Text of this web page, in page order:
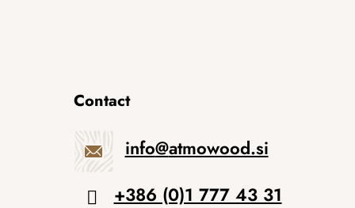
Contact
info@atmowood.si
+386 (0)1 777 43 31